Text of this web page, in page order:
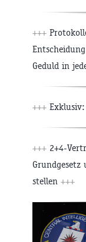
+++
Geduld in
+++
+++ 2+4-
Grundgesetz
stellen +++